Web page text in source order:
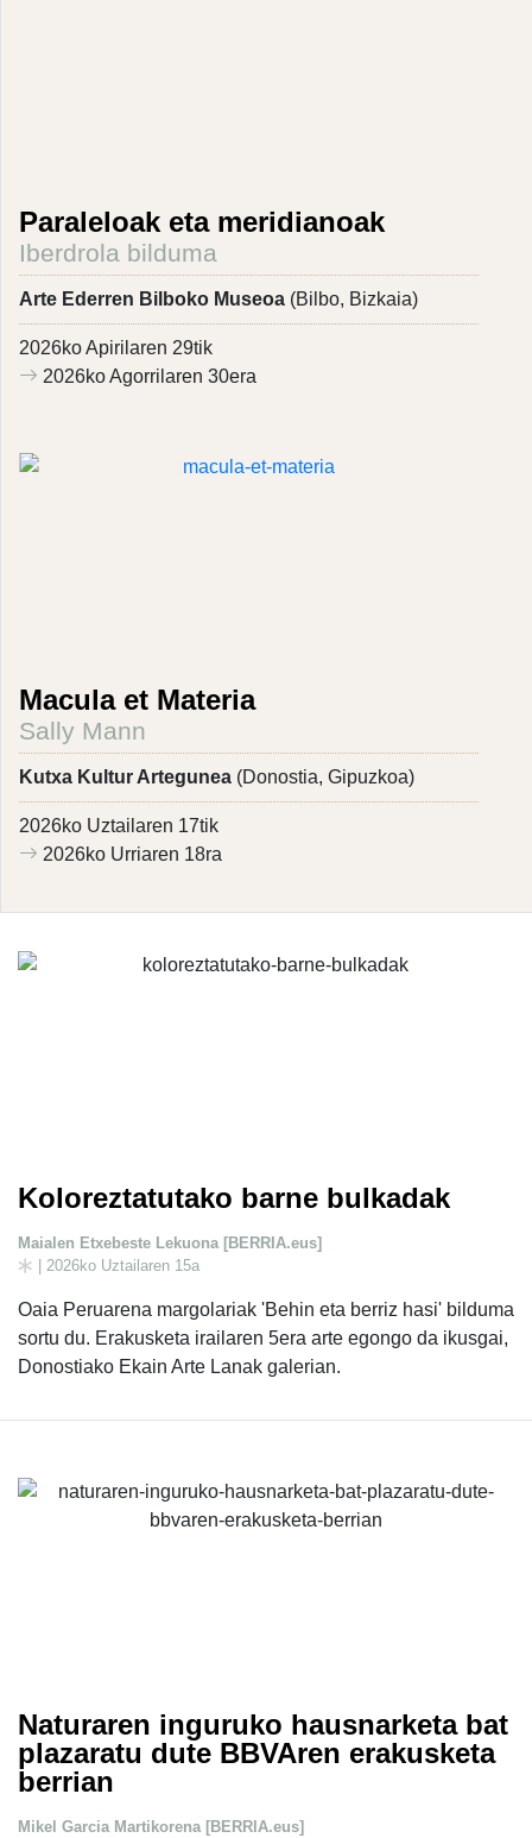
Paraleloak eta meridianoak
Iberdrola bilduma
Arte Ederren Bilboko Museoa (Bilbo, Bizkaia)
2026ko Apirilaren 29tik
2026ko Agorrilaren 30era
Macula et Materia
Sally Mann
Kutxa Kultur Artegunea (Donostia, Gipuzkoa)
2026ko Uztailaren 17tik
2026ko Urriaren 18ra
Koloreztatutako barne bulkadak
Maialen Etxebeste Lekuona [BERRIA.eus]
| 2026ko Uztailaren 15a
Oaia Peruarena margolariak 'Behin eta berriz hasi' bilduma
sortu du. Erakusketa irailaren 5era arte egongo da ikusgai,
Donostiako Ekain Arte Lanak galerian.
Naturaren inguruko hausnarketa bat
plazaratu dute BBVAren erakusketa
berrian
Mikel Garcia Martikorena [BERRIA.eus]